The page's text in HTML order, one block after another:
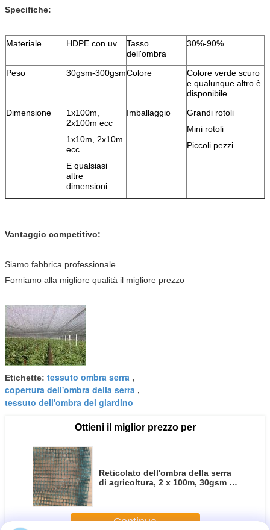
Specifiche:
Materiale HDPE con uv
Tasso
dell'ombra
30%-90%
Peso 30gsm-300gsmColore
Colore verde scuro
e qualunque altro è
disponibile
Dimensione
1x100m,
2x100m ecc
1x10m, 2x10m
ecc
E qualsiasi
altre
dimensioni
Imballaggio
Grandi rotoli
Mini rotoli
Piccoli pezzi
Vantaggio competitivo:
Siamo fabbrica professionale
Forniamo alla migliore qualità il migliore prezzo
Etichette: tessuto ombra serra ,
copertura dell'ombra della serra ,
tessuto dell'ombra del giardino
Ottieni il miglior prezzo per
Reticolato dell'ombra della serra
di agricoltura, 2 x 100m, 30gsm -
Continua